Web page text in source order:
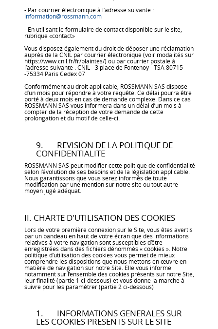
- Par courrier électronique à l’adresse suivante :
information@rossmann.com
- En utilisant le formulaire de contact disponible sur le site,
rubrique «contact»
Vous disposez également du droit de déposer une réclamation
auprès de la CNIL par courrier électronique (voir modalités sur
https://www.cnil.fr/fr/plaintes/) ou par courrier postale à
l’adresse suivante : CNIL - 3 place de Fontenoy - TSA 80715
-75334 Paris Cedex 07
Conformément au droit applicable, ROSSMANN SAS dispose
d’un mois pour répondre à votre requête. Ce délai pourra être
porté à deux mois en cas de demande complexe. Dans ce cas
ROSSMANN SAS vous informera dans un délai d’un mois à
compter de la réception de votre demande de cette
prolongation et du motif de celle-ci.
9. REVISION DE LA POLITIQUE DE
CONFIDENTIALITE
ROSSMANN SAS peut modifier cette politique de confidentialité
selon l’évolution de ses besoins et de la législation applicable.
Nous garantissons que vous serez informés de toute
modification par une mention sur notre site ou tout autre
moyen jugé adéquat.
II. CHARTE D'UTILISATION DES COOKIES
Lors de votre première connexion sur le Site, vous êtes avertis
par un bandeau en haut de votre écran que des informations
relatives à votre navigation sont susceptibles d’être
enregistrées dans des fichiers dénommés « cookies ». Notre
politique d’utilisation des cookies vous permet de mieux
comprendre les dispositions que nous mettons en œuvre en
matière de navigation sur notre Site. Elle vous informe
notamment sur l’ensemble des cookies présents sur notre Site,
leur finalité (partie 1 ci-dessous) et vous donne la marche à
suivre pour les paramétrer (partie 2 ci-dessous)
1. INFORMATIONS GENERALES SUR
LES COOKIES PRESENTS SUR LE SITE